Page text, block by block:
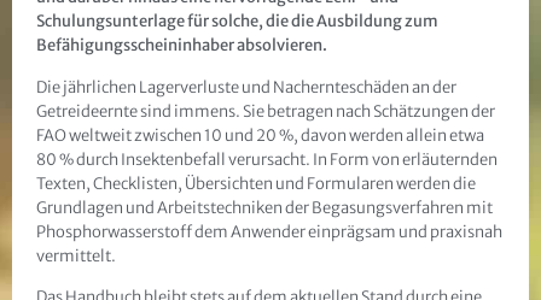
Schulungsunterlage für solche, die die Ausbildung zum
Befähigungsscheininhaber absolvieren.
Die jährlichen Lagerverluste und Nachernteschäden an der
Getreideernte sind immens. Sie betragen nach Schätzungen der
FAO weltweit zwischen 10 und 20 %, davon werden allein etwa
80 % durch Insektenbefall verursacht. In Form von erläuternden
Texten, Checklisten, Übersichten und Formularen werden die
Grundlagen und Arbeitstechniken der Begasungsverfahren mit
Phosphorwasserstoff dem Anwender einprägsam und praxisnah
vermittelt.